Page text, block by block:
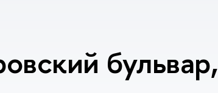
бульвар,